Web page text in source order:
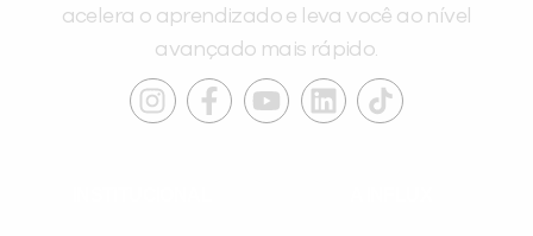
acelera o aprendizado e leva você ao nível
avançado mais rápido.